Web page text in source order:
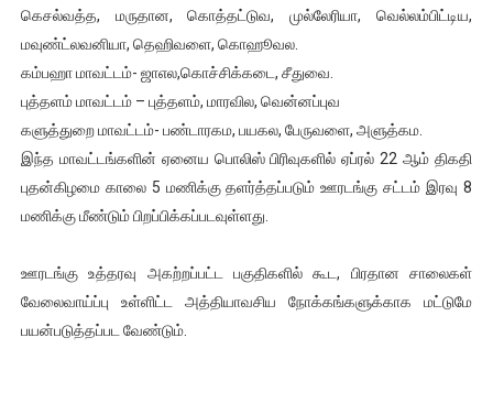
கெசல்வத்த, மருதான, கொத்தட்டுவ, முல்லேரியா, வெல்லம்பிட்டிய,
மவுண்ட்லவனியா, தெஹிவளை, கொஹூவல.
கம்பஹா மாவட்டம்- ஜாஎல,கொச்சிக்கடை, சீதுவை.
புத்தளம் மாவட்டம் – புத்தளம், மாரவில, வென்னப்புவ
களுத்துறை மாவட்டம்- பண்டாரகம, பயகல, பேருவளை, அளுத்கம.
இந்த மாவட்டங்களின் ஏனைய பொலிஸ் பிரிவுகளில் ஏப்ரல் 22 ஆம் திகதி
புதன்கிழமை காலை 5 மணிக்கு தளர்த்தப்படும் ஊரடங்கு சட்டம் இரவு 8
மணிக்கு மீண்டும் பிறப்பிக்கப்படவுள்ளது.
ஊரடங்கு உத்தரவு அகற்றப்பட்ட பகுதிகளில் கூட, பிரதான சாலைகள்
வேலைவாய்ப்பு உள்ளிட்ட அத்தியாவசிய நோக்கங்களுக்காக மட்டுமே
பயன்படுத்தப்பட வேண்டும்.